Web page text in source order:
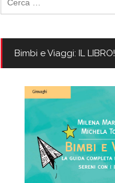
per:
Bimbi e Viaggi: IL LIBRO!